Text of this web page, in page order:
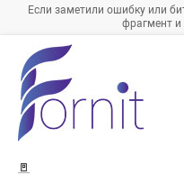
Если заметили ошибку или
фрагмент и
🚪